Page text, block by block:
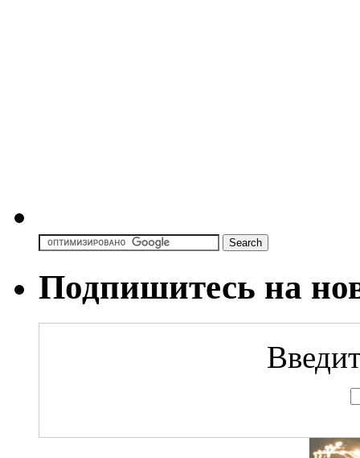
Подпишитесь на